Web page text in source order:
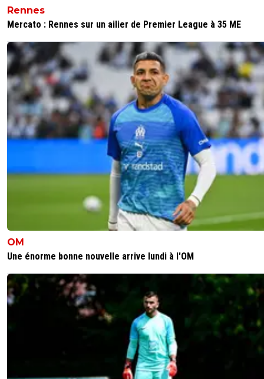
Rennes
Mercato : Rennes sur un ailier de Premier League à 35 ME
OM
Une énorme bonne nouvelle arrive lundi à l'OM